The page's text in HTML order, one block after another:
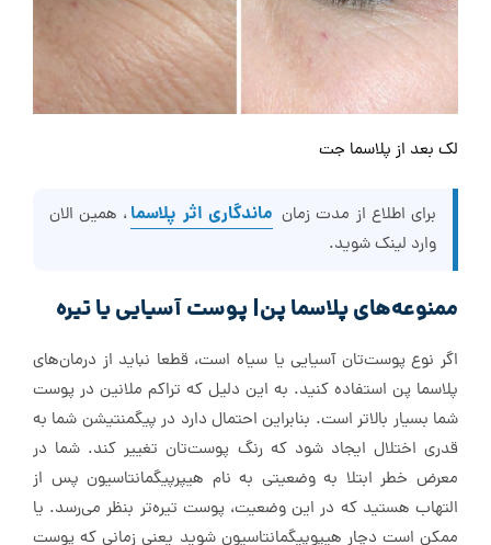
لک بعد از پلاسما جت
برای اطلاع از مدت زمان ماندگاری اثر پلاسما ، همین الان
وارد لینک شوید.
ممنوعه‌های پلاسما پن| پوست آسیایی یا تیره
اگر نوع پوست‌تان آسیایی یا سیاه است، قطعا نباید از درمان‌های
پلاسما پن استفاده کنید. به این دلیل که تراکم ملانین در پوست
شما بسیار بالاتر است. بنابراین احتمال دارد در پیگمنتیشن شما به
قدری اختلال ایجاد شود که رنگ پوست‌تان تغییر کند. شما در
معرض خطر ابتلا به وضعیتی به نام هیپرپیگمانتاسیون پس از
التهاب هستید که در این وضعیت، پوست تیره‌تر بنظر می‌رسد. یا
ممکن است دچار هیپوپیگمانتاسیون شوید یعنی زمانی که پوست